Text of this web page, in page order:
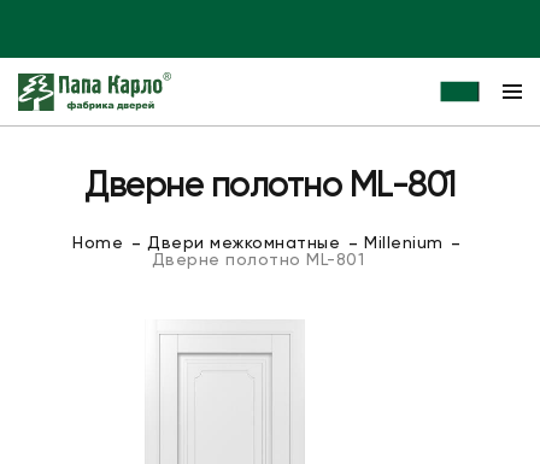
Дверне полотно ML-801
Home Двери межкомнатные
Millenium
Дверне полотно ML-801